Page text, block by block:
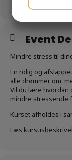
Event
Mindre stress til
En rolig og
alle drømmer om,
Vil du lære hvordan
mindre stressende
Kurset afholdes i
Læs